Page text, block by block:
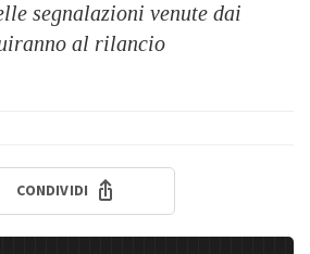
segnalazioni venute dai
al rilancio
CONDIVIDI